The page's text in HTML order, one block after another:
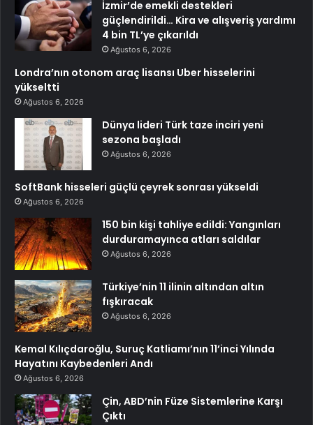
İzmir’de emekli destekleri
güçlendirildi… Kira ve alışveriş yardımı
4 bin TL’ye çıkarıldı
Ağustos 6, 2026
Londra’nın otonom araç lisansı Uber hisselerini
yükseltti
Ağustos 6, 2026
Dünya lideri Türk taze inciri yeni
sezona başladı
Ağustos 6, 2026
SoftBank hisseleri güçlü çeyrek sonrası yükseldi
Ağustos 6, 2026
150 bin kişi tahliye edildi: Yangınları
durduramayınca atları saldılar
Ağustos 6, 2026
Türkiye’nin 11 ilinin altından altın
fışkıracak
Ağustos 6, 2026
Kemal Kılıçdaroğlu, Suruç Katliamı’nın 11’inci Yılında
Hayatını Kaybedenleri Andı
Ağustos 6, 2026
Çin, ABD’nin Füze Sistemlerine Karşı
Çıktı